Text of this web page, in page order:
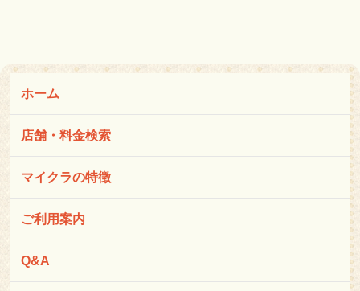
ホーム
店舗・料金検索
マイクラの特徴
ご利用案内
Q&A